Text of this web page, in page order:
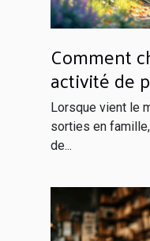
Comment
activité de
votre
Lorsque vient le
sorties en
de...